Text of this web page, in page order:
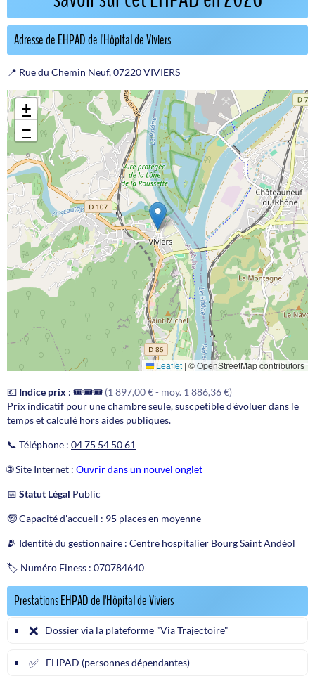
Adresse de EHPAD de l'Hôpital de Viviers
📍 Rue du Chemin Neuf, 07220 VIVIERS
+
−
Leaflet | © OpenStreetMap contributors
💶 Indice prix : 🎟️🎟️🎟️ (1 897,00 € - moy. 1 886,36 €)
Prix indicatif pour une chambre seule, suscpetible d'évoluer dans le
temps et calculé hors aides publiques.
📞 Téléphone : 04 75 54 50 61
🌐 Site Internet : Ouvrir dans un nouvel onglet
📅 Statut Légal Public
🧓 Capacité d'accueil : 95 places en moyenne
🫂 Identité du gestionnaire : Centre hospitalier Bourg Saint Andéol
🏷️ Numéro Finess : 070784640
Prestations EHPAD de l'Hôpital de Viviers
❌ Dossier via la plateforme "Via Trajectoire"
✅ EHPAD (personnes dépendantes)